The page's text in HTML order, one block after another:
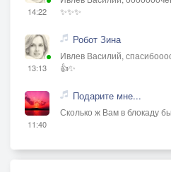
14:22
✨✨✨
13:13
Робот Зина
Ивлев Василий,
👍✨
11:40
Подарите мне...
Сколько ж Вам в блокаду